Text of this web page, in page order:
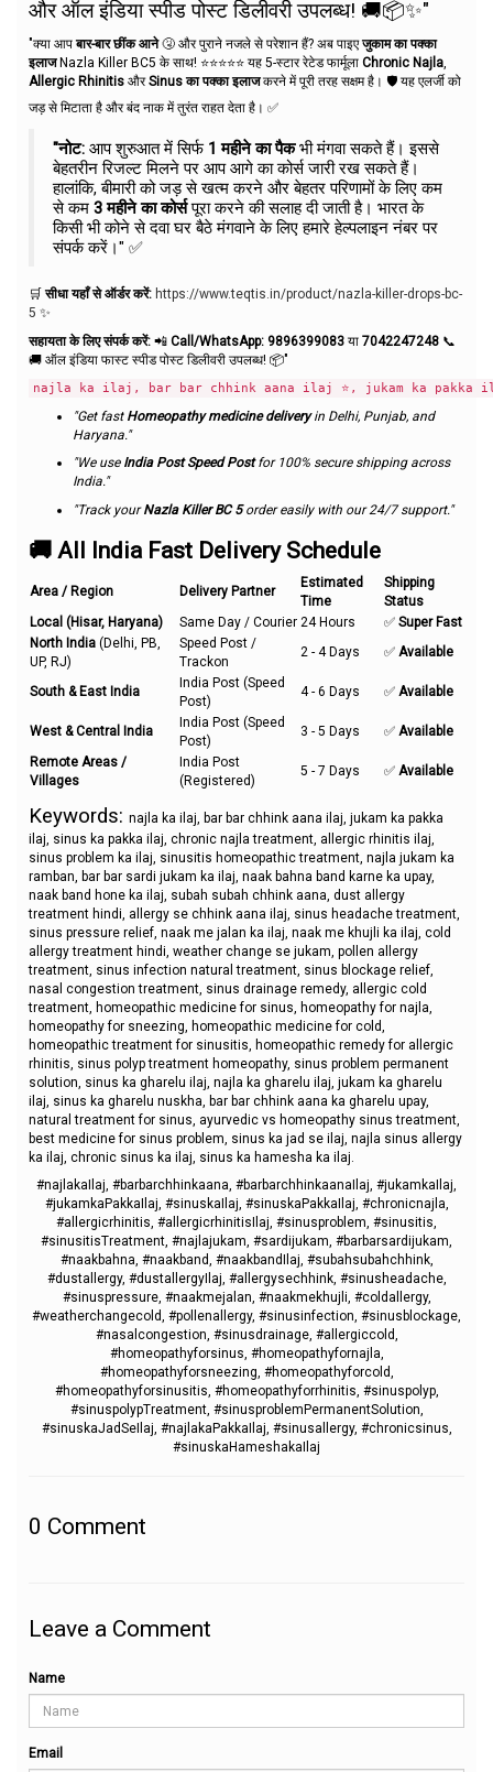
और ऑल इंडिया स्पीड पोस्ट डिलीवरी उपलब्ध! 🚚📦✨"
"क्या आपबार-बार छींक आने🤧 और पुराने नजले से परेशान हैं? अब पाइएजुकाम का पक्का
इलाजNazla Killer BC5 के साथ! ⭐⭐⭐⭐⭐ यह 5-स्टार रेटेड फार्मूला Chronic Najla
Allergic Rhinitis औरSinus का पक्का इलाजकरने में पूरी तरह सक्षम है। 🛡️ यह एलर्जी को
जड़ से मिटाता है और बंद नाक में तुरंत राहत देता है। ✅
"नोट: आप शुरुआत में सिर्फ 1 महीने का पैकभी मंगवा सकते हैं। इससे
बेहतरीन रिजल्ट मिलने पर आप आगे का कोर्स जारी रख सकते हैं।
हालांकि, बीमारी को जड़ से खत्म करने और बेहतर परिणामों के लिए कम
से कम 3 महीने का कोर्सपूरा करने की सलाह दी जाती है। भारत के
किसी भी कोने से दवा घर बैठे मंगवाने के लिए हमारे हेल्पलाइन नंबर पर
संपर्क करें।" ✅
🛒सीधा यहाँ से ऑर्डर करें: https://www.teqtis.in/product/nazla-killer-drops-bc-
5 ✨
सहायता के लिए संपर्क करें: 📲 Call/WhatsApp: 9896399083 या 7042247248 📞
🚚 ऑल इंडिया फास्ट स्पीड पोस्ट डिलीवरी उपलब्ध! 📦"
najla ka ilaj, bar bar chhink aana ilaj ⭐, jukam ka pakka
"Get fast Homeopathy medicine deliveryin Delhi, Punjab, and
Haryana."
"We use India Post Speed Postfor 100% secure shipping across
India."
"Track yourNazla Killer BC 5order easily with our 24/7 support."
🚚 All India Fast Delivery Schedule
Area / Region Delivery Partner
Estimated
Time
Shipping
Status
Local (Hisar, Haryana)
Same Day / Courier 24 Hours ✅ Super Fast
North India (Delhi, PB,
UP, RJ)
Speed Post /
Trackon
2 - 4 Days ✅ Available
South & East India
India Post (Speed
Post)
4 - 6 Days ✅ Available
West & Central India
India Post (Speed
Post)
3 - 5 Days ✅ Available
Remote Areas /
Villages
India Post
(Registered)
5 - 7 Days ✅ Available
Keywords: najla ka ilaj, bar bar chhink aana ilaj, jukam ka pakka
ilaj, sinus ka pakka ilaj, chronic najla treatment, allergic rhinitis ilaj,
sinus problem ka ilaj, sinusitis homeopathic treatment, najla jukam ka
ramban, bar bar sardi jukam ka ilaj, naak bahna band karne ka upay,
naak band hone ka ilaj, subah subah chhink aana, dust allergy
treatment hindi, allergy se chhink aana ilaj, sinus headache treatment,
sinus pressure relief, naak me jalan ka ilaj, naak me khujli ka ilaj, cold
allergy treatment hindi, weather change se jukam, pollen allergy
treatment, sinus infection natural treatment, sinus blockage relief,
nasal congestion treatment, sinus drainage remedy, allergic cold
treatment, homeopathic medicine for sinus, homeopathy for najla,
homeopathy for sneezing, homeopathic medicine for cold,
homeopathic treatment for sinusitis, homeopathic remedy for allergic
rhinitis, sinus polyp treatment homeopathy, sinus problem permanent
solution, sinus ka gharelu ilaj, najla ka gharelu ilaj, jukam ka gharelu
ilaj, sinus ka gharelu nuskha, bar bar chhink aana ka gharelu upay,
natural treatment for sinus, ayurvedic vs homeopathy sinus treatment,
best medicine for sinus problem, sinus ka jad se ilaj, najla sinus allergy
ka ilaj, chronic sinus ka ilaj, sinus ka hamesha ka ilaj.
#najlakaIlaj, #barbarchhinkaana, #barbarchhinkaanaIlaj, #jukamkaIlaj,
#jukamkaPakkaIlaj, #sinuskaIlaj, #sinuskaPakkaIlaj, #chronicnajla,
#allergicrhinitis, #allergicrhinitisIlaj, #sinusproblem, #sinusitis,
#sinusitisTreatment, #najlajukam, #sardijukam, #barbarsardijukam,
#naakbahna, #naakband, #naakbandIlaj, #subahsubahchhink,
#dustallergy, #dustallergyIlaj, #allergysechhink, #sinusheadache,
#sinuspressure, #naakmejalan, #naakmekhujli, #coldallergy,
#weatherchangecold, #pollenallergy, #sinusinfection, #sinusblockage,
#nasalcongestion, #sinusdrainage, #allergiccold,
#homeopathyforsinus, #homeopathyfornajla,
#homeopathyforsneezing, #homeopathyforcold,
#homeopathyforsinusitis, #homeopathyforrhinitis, #sinuspolyp,
#sinuspolypTreatment, #sinusproblemPermanentSolution,
#sinuskaJadSeIlaj, #najlakaPakkaIlaj, #sinusallergy, #chronicsinus,
#sinuskaHameshakaIlaj
0 Comment
Leave a Comment
Name
Email